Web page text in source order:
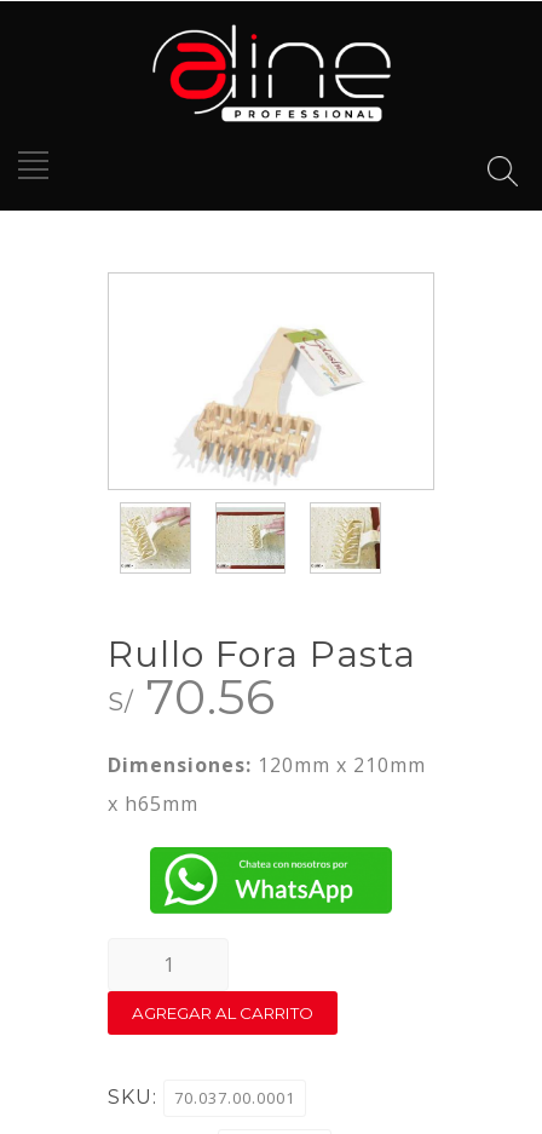
Rullo Fora Pasta
S/ 70.56
Dimensiones: 120mm x 210mm
x h65mm
Fora
Pasta
AGREGAR AL CARRITO
SKU: 70.037.00.0001